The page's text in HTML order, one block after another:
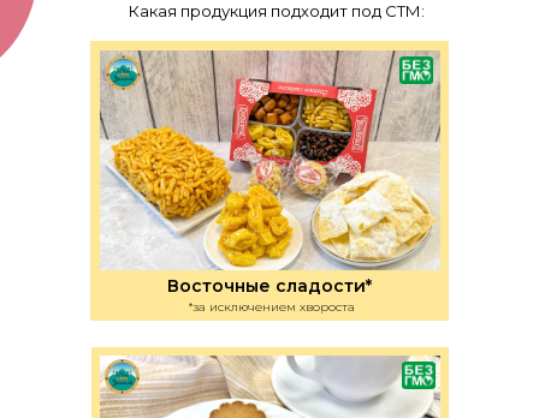
Какая продукция подходит под СТМ:
*за исключением хвороста
Восточные сладости*